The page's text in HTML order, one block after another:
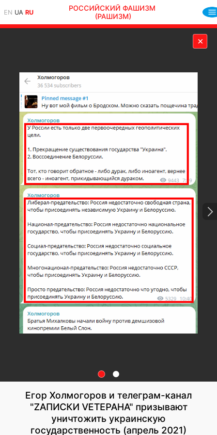
EN UA RU
РОССИЙСКИЙ ФАШИЗМ
(РАШИЗМ)
✕
Егор Холмогоров и телеграм-канал
"ZАПИСКИ VЕТЕРАНА" призывают
уничтожить украинскую
государственность (апрель 2021)